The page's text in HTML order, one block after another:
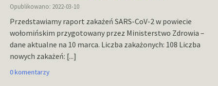
Opublikowano: 2022-03-10
Przedstawiamy raport zakażeń SARS-CoV-2 w powiecie
wołomińskim przygotowany przez Ministerstwo Zdrowia –
dane aktualne na 10 marca. Liczba zakażonych: 108 Liczba
nowych zakażeń: [...]
0 komentarzy